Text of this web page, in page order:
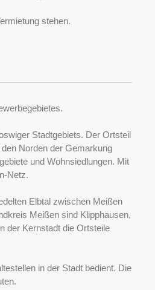
stehen.
Stadtgebiets. Der Ortsteil
Norden der Gemarkung
und Wohnsiedlungen. Mit
Netz.
Elbtal zwischen Meißen
Meißen sind Klipphausen,
der Kernstadt die Ortsteile
in der Stadt bedient. Die